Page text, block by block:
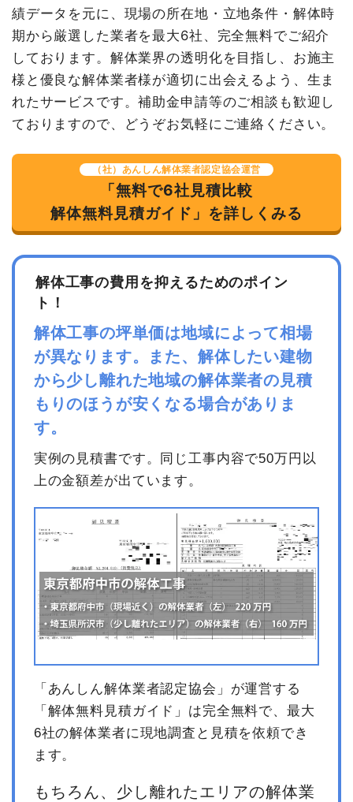
小計
4,460,000
円
消費税
446,000円
合計金額
4,906,000
績データを元に、現場の所在地・立地条件・解体時
期から厳選した業者を最大6社、完全無料でご紹介
しております。解体業界の透明化を目指し、お施主
様と優良な解体業者様が適切に出会えるよう、生ま
れたサービスです。補助金申請等のご相談も歓迎し
ておりますので、どうぞお気軽にご連絡ください。
（社）あんしん解体業者認定協会運営
「無料で6社見積比較
解体無料見積ガイド」を詳しくみる
解体工事の費用を抑えるためのポイン
ト！
解体工事の坪単価は地域によって相場
が異なります。また、解体したい建物
から少し離れた地域の解体業者の見積
もりのほうが安くなる場合がありま
す。
実例の見積書です。同じ工事内容で50万円以
上の金額差が出ています。
「あんしん解体業者認定協会」が運営する
「解体無料見積ガイド」は完全無料で、最大
6社の解体業者に現地調査と見積を依頼でき
ます。
もちろん、少し離れたエリアの解体業